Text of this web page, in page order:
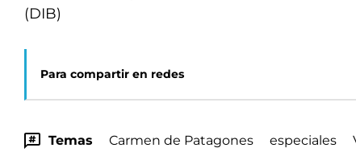
(DIB)
Para compartir en redes
Temas Carmen de Patagones especiales